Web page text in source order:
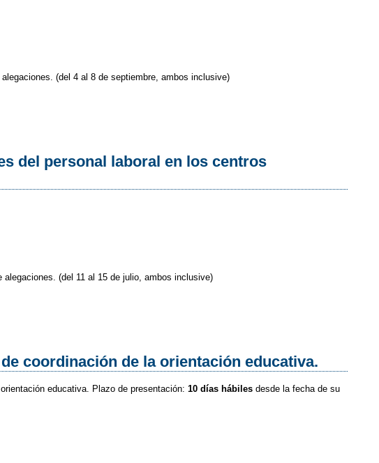
(del 4 al 8 de septiembre, ambos inclusive)
del personal laboral en los centros
(del 11 al 15 de julio, ambos inclusive)
coordinación de la orientación educativa.
educativa. Plazo de presentación: 10 días hábiles desde la fecha de su